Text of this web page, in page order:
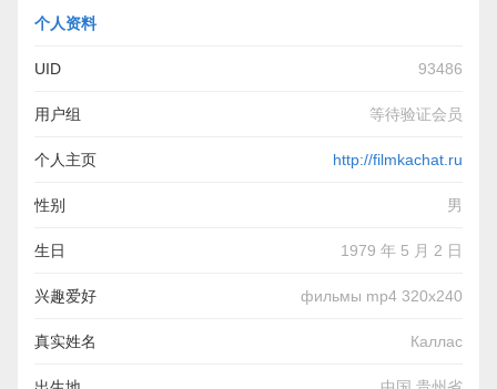
个人资料
UID 93486
用户组 等待验证会员
个人主页 http://filmkachat.ru
性别 男
生日 1979 年 5 月 2 日
兴趣爱好 фильмы mp4 320x240
真实姓名 Каллас